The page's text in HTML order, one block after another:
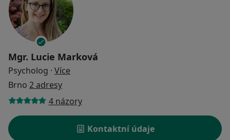
Mgr. Lucie Marková
Psycholog · Více
Brno 2 adresy
4 názory
Kontaktní údaje